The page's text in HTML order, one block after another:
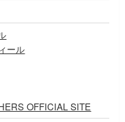
ール
OFFICIAL SITE